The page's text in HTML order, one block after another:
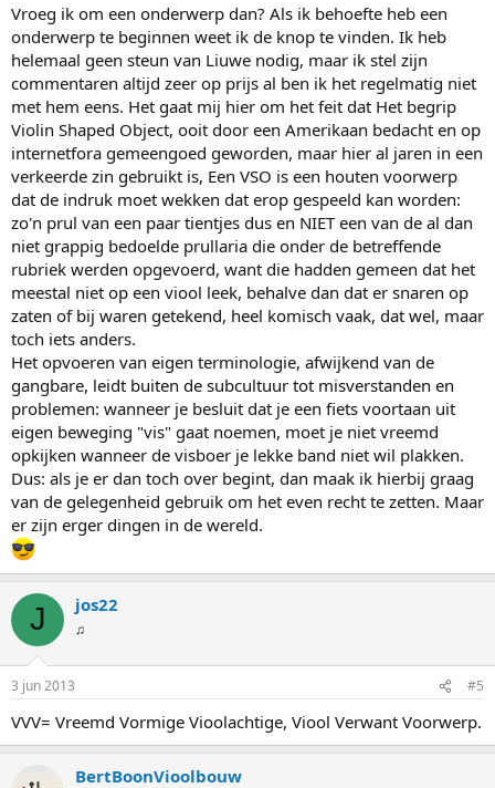
Vroeg ik om een onderwerp dan? Als ik behoefte heb een
onderwerp te beginnen weet ik de knop te vinden. Ik heb
helemaal geen steun van Liuwe nodig, maar ik stel zijn
commentaren altijd zeer op prijs al ben ik het regelmatig niet
met hem eens. Het gaat mij hier om het feit dat Het begrip
Violin Shaped Object, ooit door een Amerikaan bedacht en op
internetfora gemeengoed geworden, maar hier al jaren in een
verkeerde zin gebruikt is, Een VSO is een houten voorwerp
dat de indruk moet wekken dat erop gespeeld kan worden:
zo'n prul van een paar tientjes dus en NIET een van de al dan
niet grappig bedoelde prullaria die onder de betreffende
rubriek werden opgevoerd, want die hadden gemeen dat het
meestal niet op een viool leek, behalve dan dat er snaren op
zaten of bij waren getekend, heel komisch vaak, dat wel, maar
toch iets anders.
Het opvoeren van eigen terminologie, afwijkend van de
gangbare, leidt buiten de subcultuur tot misverstanden en
problemen: wanneer je besluit dat je een fiets voortaan uit
eigen beweging "vis" gaat noemen, moet je niet vreemd
opkijken wanneer de visboer je lekke band niet wil plakken.
Dus: als je er dan toch over begint, dan maak ik hierbij graag
van de gelegenheid gebruik om het even recht te zetten. Maar
er zijn erger dingen in de wereld.
J jos22
♫
3 jun 2013 #5
VVV= Vreemd Vormige Vioolachtige, Viool Verwant Voorwerp.
BertBoonVioolbouw